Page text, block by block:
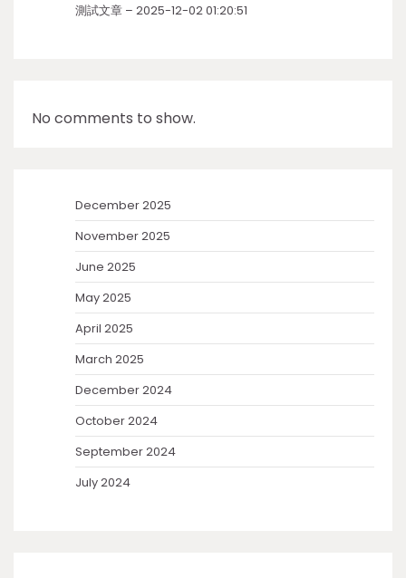
測試文章 – 2025-12-02 01:20:51
No comments to show.
December 2025
November 2025
June 2025
May 2025
April 2025
March 2025
December 2024
October 2024
September 2024
July 2024